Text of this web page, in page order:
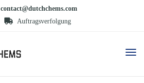
contact@dutchchems.com
Auftragsverfolgung